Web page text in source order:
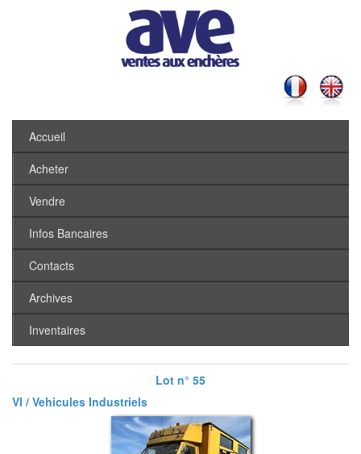
Accueil
Acheter
Vendre
Infos Bancaires
Contacts
Archives
Inventaires
Lot n° 55
VI / Vehicules Industriels